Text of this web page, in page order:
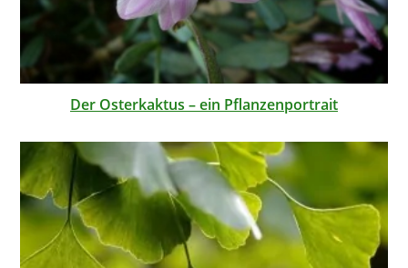
Der Osterkaktus – ein Pflanzenportrait